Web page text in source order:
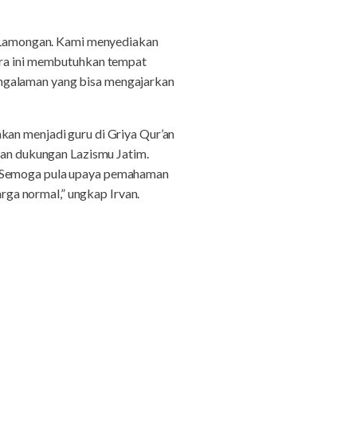
Kami menyediakan
ini membutuhkan tempat
yang bisa mengajarkan
menjadi guru di Griya Qur’an
dukungan Lazismu Jatim.
pula upaya pemahaman
normal,” ungkap Irvan.